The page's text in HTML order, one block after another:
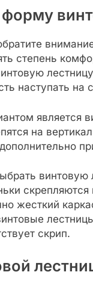
степень
наступать на
является
на
винтовую
жесткий
скрип.